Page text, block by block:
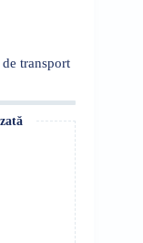
transport